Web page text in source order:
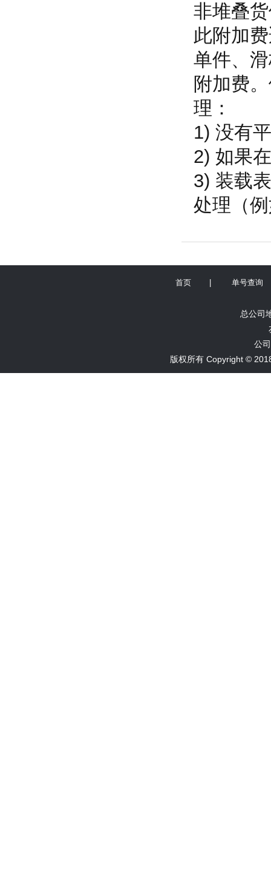
非堆叠
此附加
单件、
附加费
理：
1) 没有
2) 如果
3) 装载
处理（
首页 单号查询
总公司
公
版权所有 Copyright ©